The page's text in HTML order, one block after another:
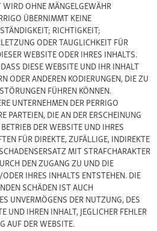
OHNE MÄNGELGEWÄHR
ÜBERNIMMT KEINE
RICHTIGKEIT;
ODER TAUGLICHKEIT FÜR
WEBSITE ODER IHRES INHALTS.
DIESE WEBSITE UND IHR INHALT
ODER ANDEREN KODIERUNGEN, DIE ZU
FÜHREN KÖNNEN.
UNTERNEHMEN DER PERRIGO
PARTEIEN, DIE AN DER ERSCHEINUNG
DER WEBSITE UND IHRES
FÜR DIREKTE, ZUFÄLLIGE, INDIREKTE
MIT STRAFCHARAKTER
DEN ZUGANG ZU UND DIE
IHRES INHALTS ENTSTEHEN. DIE
SCHÄDEN IST AUCH
UNVERMÖGENS DER NUTZUNG, DES
UND IHREN INHALT, JEGLICHER FEHLER
AUF DER WEBSITE.